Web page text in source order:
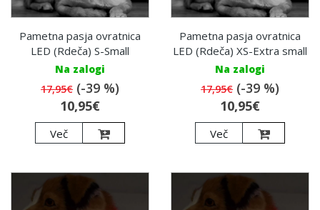
Pametna pasja ovratnica
LED (Rdeča) S-Small
Na zalogi
17,95€ (-39 %)
10,95€
Več
Pametna pasja ovratnica
LED (Rdeča) XS-Extra small
Na zalogi
17,95€ (-39 %)
10,95€
Več